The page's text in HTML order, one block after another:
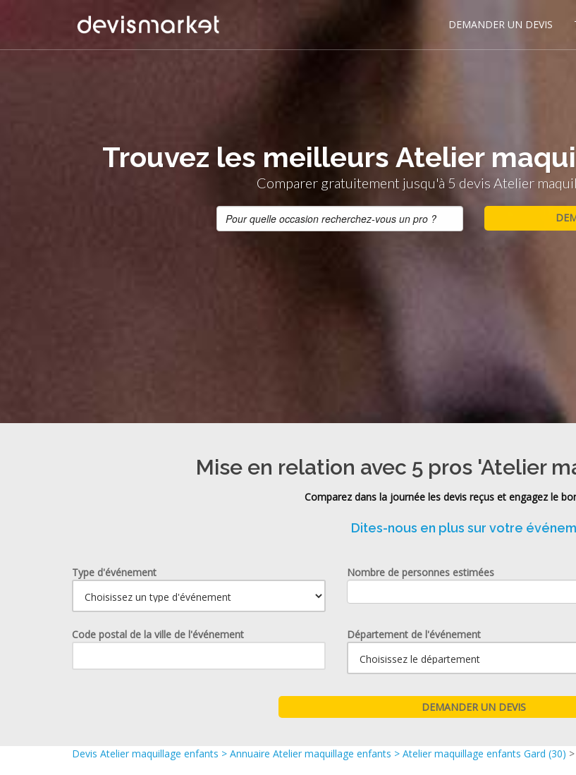
DEMANDER UN DEVIS
Trouvez les meilleurs Atelier
Comparer gratuitement jusqu'à 5 devis Atelier
Mise en relation avec 5 pros 'Atelier
Comparez dans la journée les devis reçus et engagez le
Dites-nous en plus sur votre
Type d'événement Nombre de personnes estimées
Code postal de la ville de l'événement Département de l'événement
Devis Atelier maquillage enfants > Annuaire Atelier maquillage enfants > Atelier maquillage enfants Gard (30)